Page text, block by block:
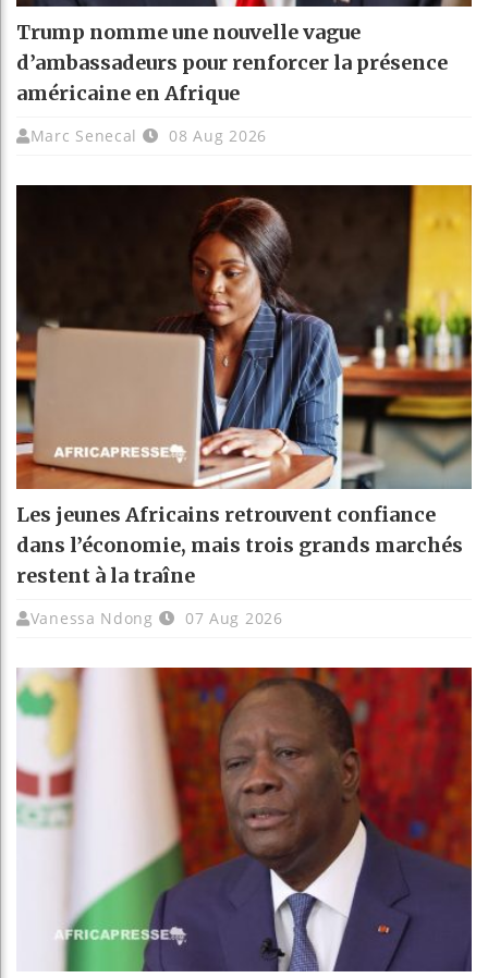
Trump nomme une nouvelle vague
d’ambassadeurs pour renforcer la présence
américaine en Afrique
Marc Senecal 08 Aug 2026
Les jeunes Africains retrouvent confiance
dans l’économie, mais trois grands marchés
restent à la traîne
Vanessa Ndong 07 Aug 2026